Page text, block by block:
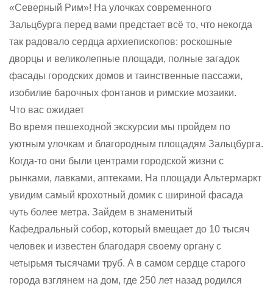
«Северный Рим»! На улочках современного
Зальцбурга перед вами предстает всё то, что некогда
так радовало сердца архиепископов: роскошные
дворцы и великолепные площади, полные загадок
фасады городских домов и таинственные пассажи,
изобилие барочных фонтанов и римские мозаики.
Что вас ожидает
Во время пешеходной экскурсии мы пройдем по
уютным улочкам и благородным площадям Зальцбурга.
Когда-то они были центрами городской жизни с
рынками, лавками, аптеками. На площади Альтермаркт
увидим самый крохотный домик с шириной фасада
чуть более метра. Зайдем в знаменитый
Кафедральный собор, который вмещает до 10 тысяч
человек и известен благодаря своему органу с
четырьмя тысячами труб. А в самом сердце старого
города взглянем на дом, где 250 лет назад родился